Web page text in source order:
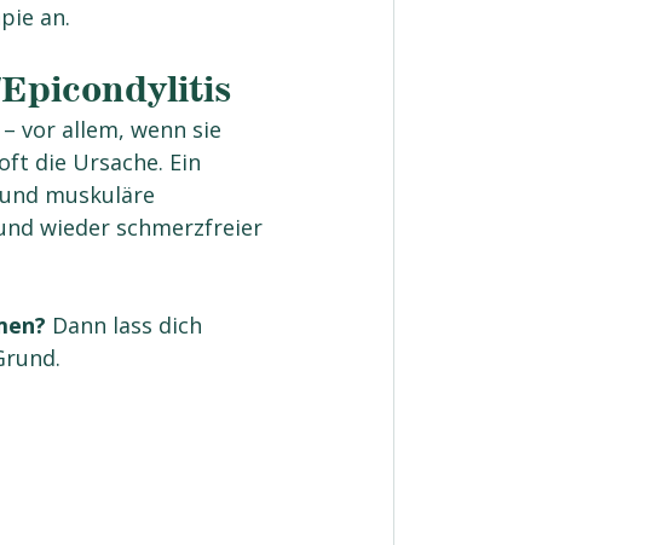
an.
vor allem, wenn sie
die Ursache. Ein
muskuläre
wieder schmerzfreier
Dann lass dich